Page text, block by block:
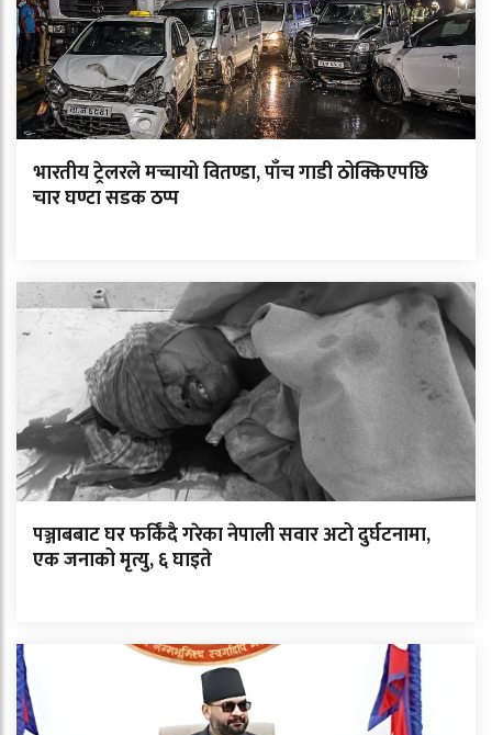
भारतीय ट्रेलरले मच्चायो वितण्डा, पाँच गाडी ठोक्किएपछि
चार घण्टा सडक ठप्प
पञ्जाबबाट घर फर्किंदै गरेका नेपाली सवार अटो दुर्घटनामा,
एक जनाको मृत्यु, ६ घाइते